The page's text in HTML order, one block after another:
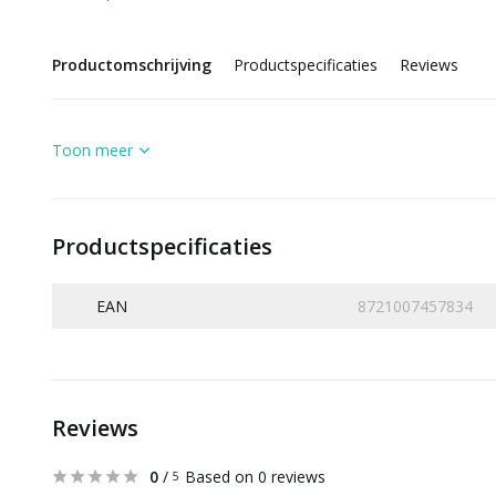
Productomschrijving Productspecificaties Reviews
Toon meer
Productspecificaties
EAN 8721007457834
Reviews
0 / 5 Based on 0 reviews